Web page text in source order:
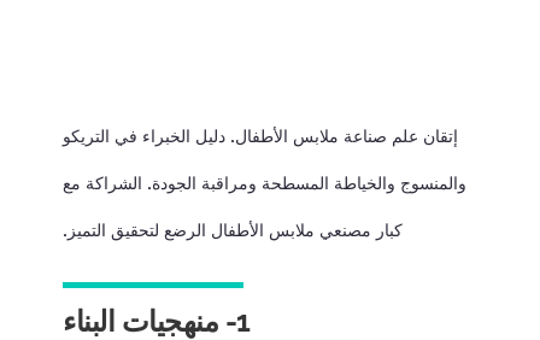
إتقان علم صناعة ملابس الأطفال. دليل الخبراء في التريكو
والمنسوج والخياطة المسطحة ومراقبة الجودة. الشراكة مع
كبار مصنعي ملابس الأطفال الرضع لتحقيق التميز.
1- منهجيات البناء